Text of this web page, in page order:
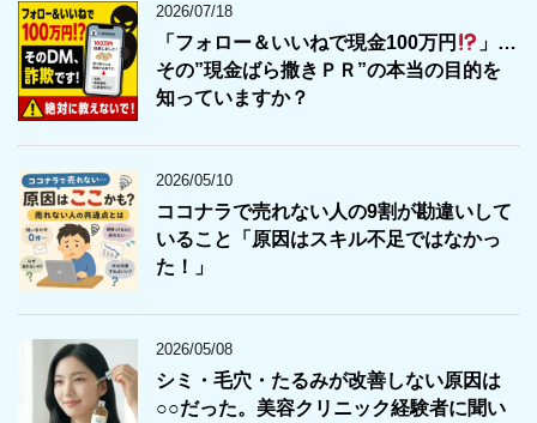
2026/07/18
「フォロー＆いいねで現金100万円
」…
その”現金ばら撒きＰＲ”の本当の目的を
知っていますか？
2026/05/10
ココナラで売れない人の9割が勘違いして
いること「原因はスキル不足ではなかっ
た！」
2026/05/08
シミ・毛穴・たるみが改善しない原因は
○○だった。美容クリニック経験者に聞い